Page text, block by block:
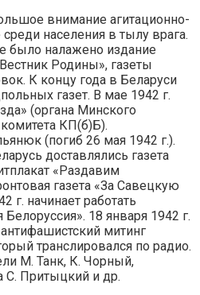
внимание агитационно-
среди населения в тылу врага.
было налажено издание
Родины», газеты
К концу года в Беларуси
газет. В мае 1942 г.
(органа Минского
КП(б)Б).
(погиб 26 мая 1942 г.).
доставлялись газета
«Раздавим
газета «За Савецкую
г. начинает работать
18 января 1942 г.
митинг
транслировался по радио.
М. Танк, К. Чорный,
С. Притыцкий и др.